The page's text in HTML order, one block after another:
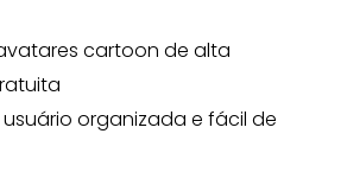
cartoon de alta
organizada e fácil de